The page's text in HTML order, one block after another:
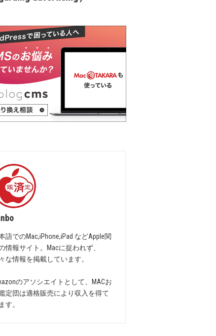
語でのMac,iPhone,iPad などApple関
情報サイト。Macに捉われず、
な情報を掲載しています。
のアソシエイトとして、MACお
定団は適格販売により収入を得て
す。